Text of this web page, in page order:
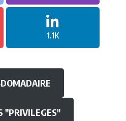
1.1K
"PRIVILEGES"